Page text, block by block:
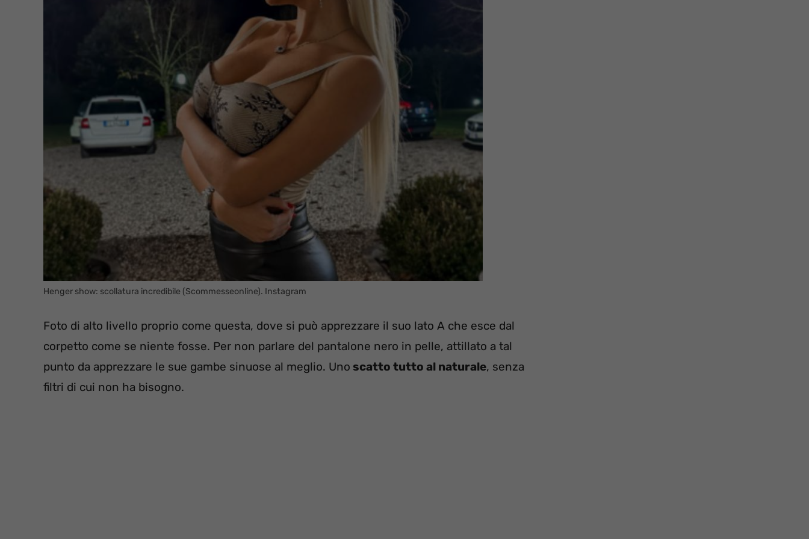
Henger show: scollatura incredibile (Scommesseonline). Instagram
Foto di alto livello proprio come questa, dove si può apprezzare il suo lato A che esce dal
corpetto come se niente fosse. Per non parlare del pantalone nero in pelle, attillato a tal
punto da apprezzare le sue gambe sinuose al meglio. Uno scatto tutto al naturale, senza
filtri di cui non ha bisogno.